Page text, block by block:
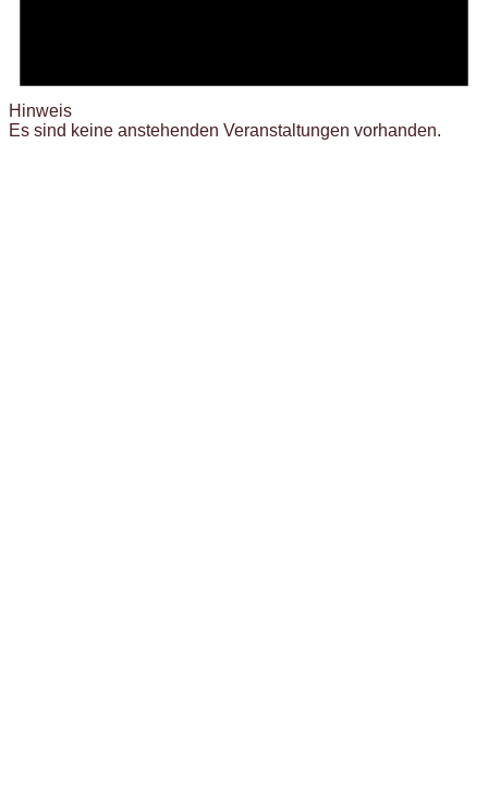
Hinweis
Es sind keine anstehenden Veranstaltungen vorhanden.